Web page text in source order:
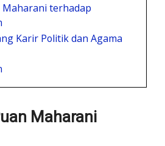
Maharani terhadap
Karir Politik dan Agama
Maharani